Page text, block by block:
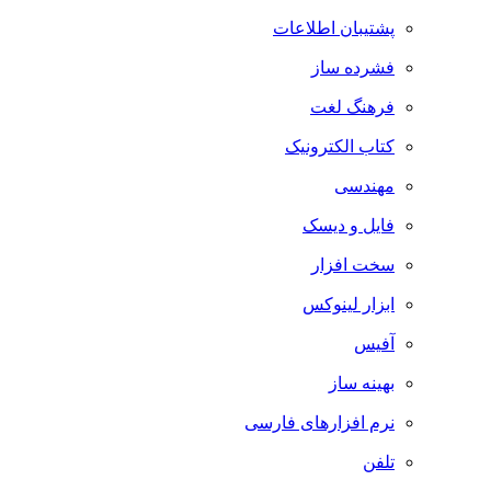
پشتیبان اطلاعات
فشرده ساز
فرهنگ لغت
کتاب الکترونیک
مهندسی
فایل و دیسک
سخت افزار
ابزار لینوکس
آفیس
بهینه ساز
نرم افزارهای فارسی
تلفن